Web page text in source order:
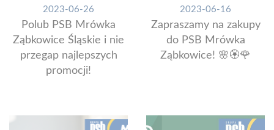
2023-06-26
Polub PSB Mrówka
Ząbkowice Śląskie i nie
przegap najlepszych
promocji!
2023-06-16
Zapraszamy na zakupy
do PSB Mrówka
Ząbkowice! 🌸🏵️🌹